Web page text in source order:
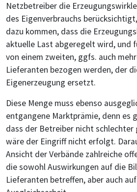
Netzbetreiber die
des Eigenverbrauchs
dazu kommen, dass die
aktuelle Last abgeregelt wird, und
von einem zweiten, ggfs. auch
Lieferanten bezogen werden, der
Eigenerzeugung ersetzt.
Diese Menge muss ebenso
entgangene Marktprämie, denn es
dass der Betreiber nicht
wäre der Eingriff nicht erfolgt.
Ansicht der Verbände zahlreiche
die sowohl Auswirkungen auf die
Lieferanten betreffen, aber auch